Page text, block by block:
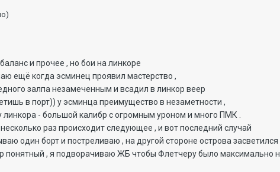
и прочее , но бои на линкоре
ещё когда эсминец проявил мастерство ,
залпа незамеченным и всадил в линкор веер
в порт)) у эсминца преимущество в незаметности ,
линкора - большой калибр с огромным уроном и много ПМК .
раз происходит следующее , и вот последний случай
один борт и постреливаю , на другой стороне острова
понятный , я подворачиваю ЖБ чтобы Флетчеру было максимально